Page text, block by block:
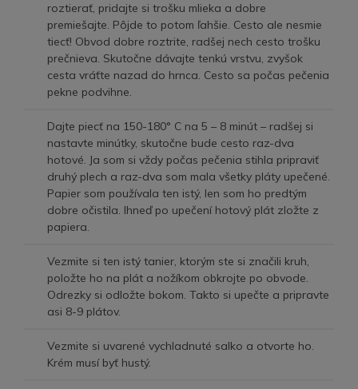
roztierať, pridajte si trošku mlieka a dobre
premiešajte. Pôjde to potom ľahšie. Cesto ale nesmie
tiecť! Obvod dobre roztrite, radšej nech cesto trošku
prečnieva. Skutočne dávajte tenkú vrstvu, zvyšok
cesta vráťte nazad do hrnca. Cesto sa počas pečenia
pekne podvihne.
Dajte piecť na 150-180° C na 5 – 8 minút – radšej si
nastavte minútky, skutočne bude cesto raz-dva
hotové. Ja som si vždy počas pečenia stihla pripraviť
druhý plech a raz-dva som mala všetky pláty upečené.
Papier som používala ten istý, len som ho predtým
dobre očistila. Ihneď po upečení hotový plát zložte z
papiera.
Vezmite si ten istý tanier, ktorým ste si značili kruh,
položte ho na plát a nožíkom obkrojte po obvode.
Odrezky si odložte bokom. Takto si upečte a pripravte
asi 8-9 plátov.
Vezmite si uvarené vychladnuté salko a otvorte ho.
Krém musí byť hustý.